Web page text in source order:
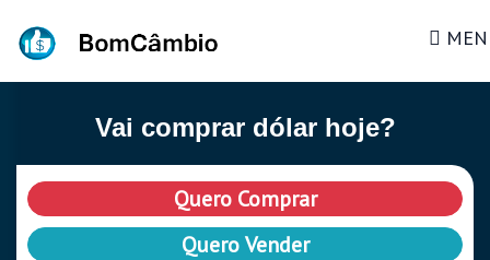
Vai comprar dólar hoje?
Quero Comprar
Quero Vender